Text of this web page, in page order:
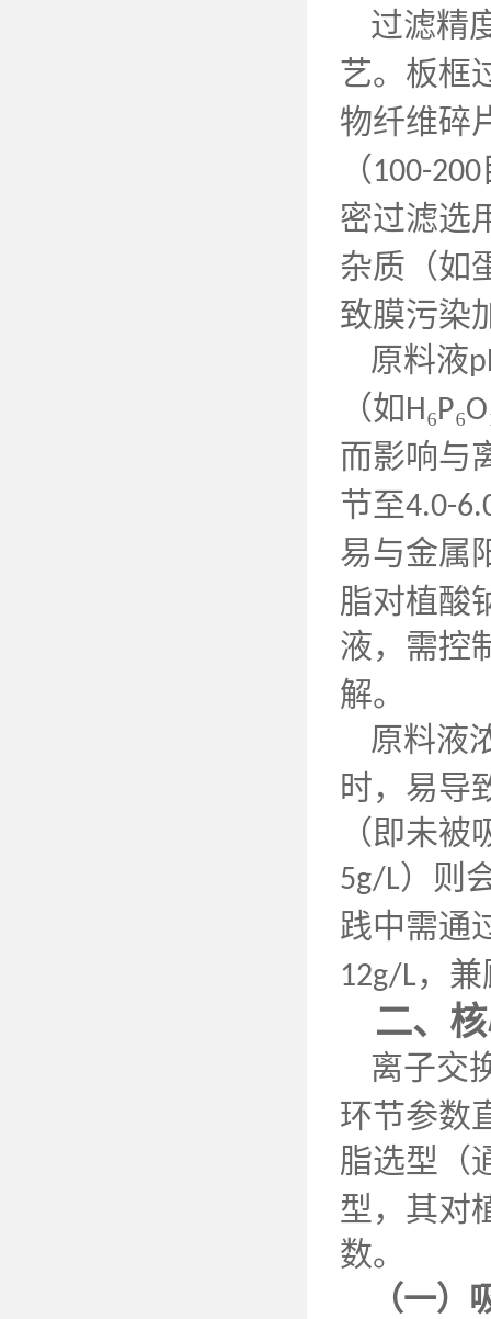
过滤精
艺。板框
物纤维碎
（100-200
密过滤选
杂质（如
致膜污染
原料液
（如H₆P₆O
而影响与
节至4.0-
易与金属
脂对植酸
液，需控
解。
原料液
时，易导
（即未
5g/L）则
践中需通
12g/L，
二、
离子交
环节参数
脂选型（
型，其对
数。
（一）